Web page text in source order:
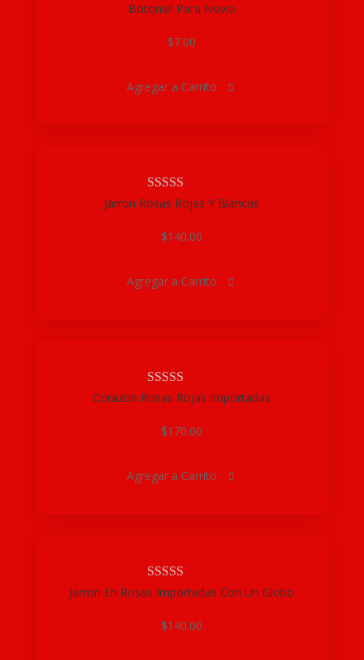
Botoniel Para Novio
$7.00
Agregar a Carrito 
Jarron Rosas Rojas Y Blancas
$140.00
Agregar a Carrito 
Corazon Rosas Rojas Importadas
$170.00
Agregar a Carrito 
Jarron En Rosas Importadas Con Un Globo
$140.00